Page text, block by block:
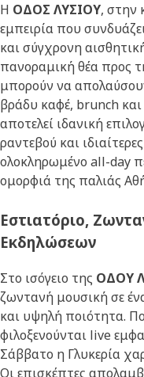
Η ΟΔΟΣ ΛΥΣΙΟΥ, στην
εμπειρία που
και σύγχρονη
πανοραμική θέα προς
μπορούν να
βράδυ καφέ, brunch
αποτελεί ιδανική
ραντεβού και ιδιαίτερες
ολοκληρωμένο all-day
ομορφιά της παλιάς
Εστιατόριο,
Εκδηλώσεων
Στο ισόγειο της ΟΔΟΥ
ζωντανή μουσική σε
και υψηλή ποιότητα.
φιλοξενούνται live
Σάββατο η Γλυκερία
Οι επισκέπτες